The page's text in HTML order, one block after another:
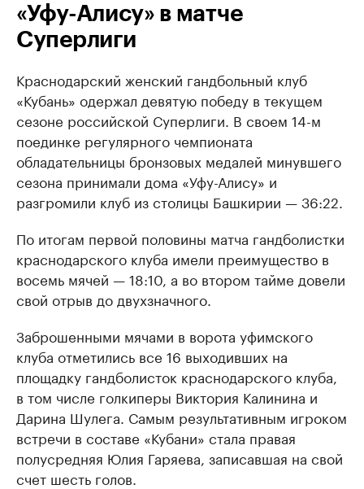
«Уфу-Алису» в матче
Суперлиги
Краснодарский женский гандбольный клуб
«Кубань» одержал девятую победу в текущем
сезоне российской Суперлиги. В своем 14-м
поединке регулярного чемпионата
обладательницы бронзовых медалей минувшего
сезона принимали дома «Уфу-Алису» и
разгромили клуб из столицы Башкирии — 36:22.
По итогам первой половины матча гандболистки
краснодарского клуба имели преимущество в
восемь мячей — 18:10, а во втором тайме довели
свой отрыв до двухзначного.
Заброшенными мячами в ворота уфимского
клуба отметились все 16 выходивших на
площадку гандболисток краснодарского клуба,
в том числе голкиперы Виктория Калинина и
Дарина Шулега. Самым результативным игроком
встречи в составе «Кубани» стала правая
полусредняя Юлия Гаряева, записавшая на свой
счет шесть голов.